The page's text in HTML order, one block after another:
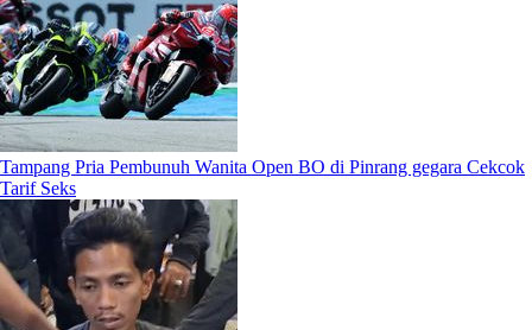
Tampang Pria Pembunuh Wanita Open BO di Pinrang gegara Cekcok
Tarif Seks